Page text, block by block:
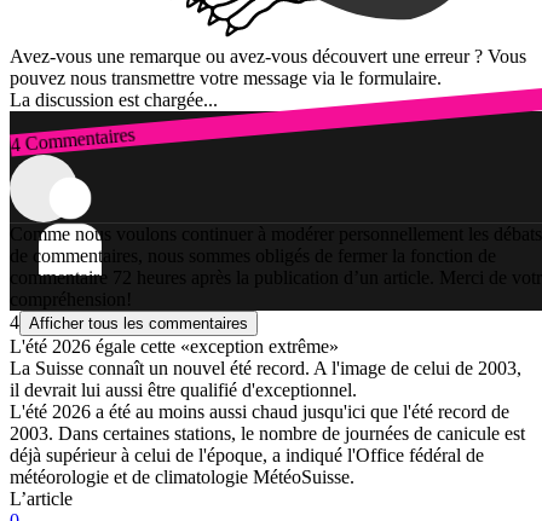
Avez-vous une remarque ou avez-vous découvert une erreur ? Vous
pouvez nous transmettre votre message via le formulaire.
La discussion est chargée...
4 Commentaires
Connexion
Comme nous voulons continuer à modérer personnellement les débats
de commentaires, nous sommes obligés de fermer la fonction de
commentaire 72 heures après la publication d’un article. Merci de
compréhension!
4 Afficher tous les commentaires
L'été 2026 égale cette «exception extrême»
La Suisse connaît un nouvel été record. A l'image de celui de 2003,
il devrait lui aussi être qualifié d'exceptionnel.
L'été 2026 a été au moins aussi chaud jusqu'ici que l'été record de
2003. Dans certaines stations, le nombre de journées de canicule est
déjà supérieur à celui de l'époque, a indiqué l'Office fédéral de
météorologie et de climatologie MétéoSuisse.
L’article